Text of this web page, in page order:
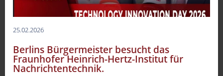
25.02.2026
Berlins Bürgermeister besucht das
Fraunhofer Heinrich-Hertz-Institut für
Nachrichtentechnik.